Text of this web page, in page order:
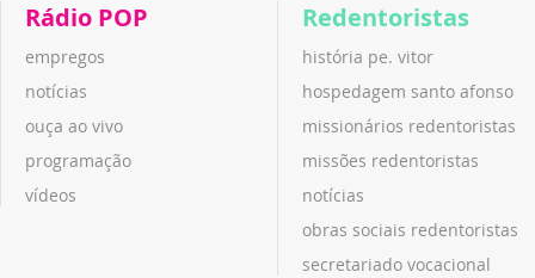
Rádio POP
empregos
notícias
ouça ao vivo
programação
vídeos
Redentoristas
história pe. vitor
hospedagem santo afonso
missionários redentoristas
missões redentoristas
notícias
obras sociais redentoristas
secretariado vocacional